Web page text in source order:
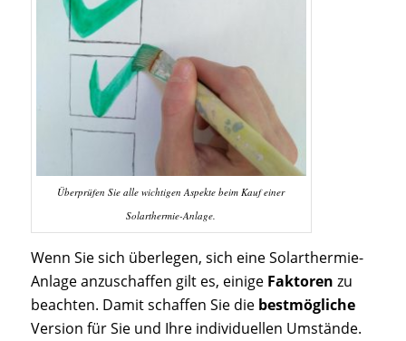
Überprüfen Sie alle wichtigen Aspekte beim Kauf einer
Solarthermie-Anlage.
Wenn Sie sich überlegen, sich eine Solarthermie-
Anlage anzuschaffen gilt es, einige Faktoren zu
beachten. Damit schaffen Sie die bestmögliche
Version für Sie und Ihre individuellen Umstände.